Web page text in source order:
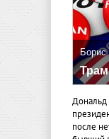
Борис
Дональд
после